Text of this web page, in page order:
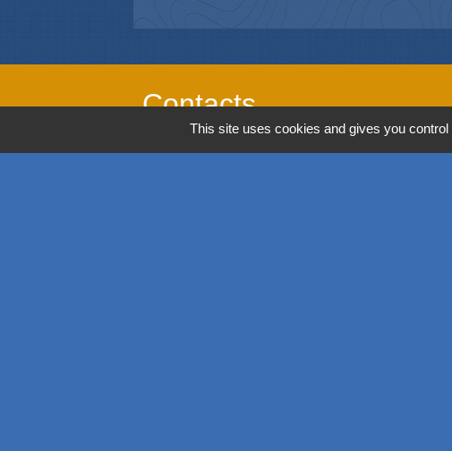
Contacts
This site uses cookies and gives you